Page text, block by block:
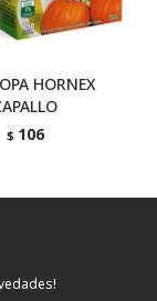
HORNEX
$ 106